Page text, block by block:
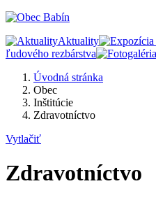
Aktuality
ľudového rezbárstva
Úvodná stránka
Obec
Inštitúcie
Zdravotníctvo
Vytlačiť
Zdravotníctvo